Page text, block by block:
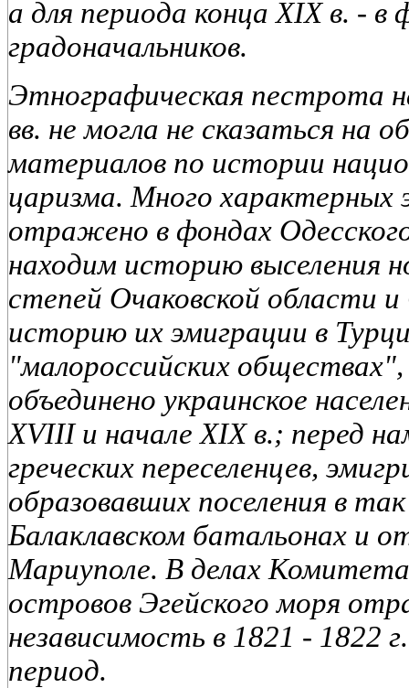
а для периода конца XIX в. - в
градоначальников.
Этнографическая пестрота
вв. не могла не сказаться на
материалов по истории
царизма. Много характерных
отражено в фондах
находим историю выселения
степей Очаковской области
историю их эмиграции в
"малороссийских
объединено украинское
XVIII и начале XIX в.; перед
греческих переселенцев,
образовавших поселения в
Балаклавском батальонах и
Мариуполе. В делах
островов Эгейского моря
независимость в 1821 - 1822
период.